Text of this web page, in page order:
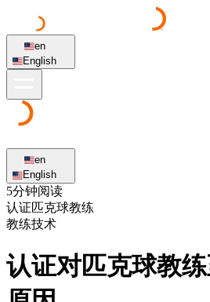
en
English
en
English
5分钟阅读
认证匹克球教练
教练技术
认证对匹克球教